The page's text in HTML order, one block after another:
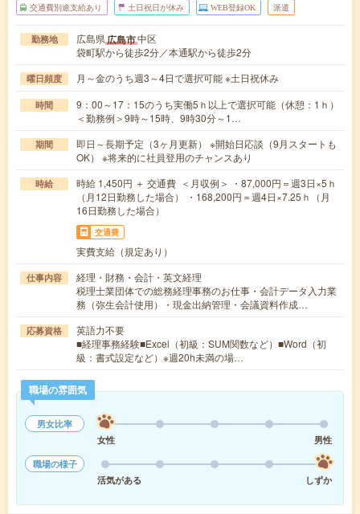
交通費別途支給あり 土日祝日が休み WEB登録OK 派遣
勤務地 広島県広島市中区
袋町駅から徒歩2分／本通駅から徒歩2分
曜日頻度 月～金のうち週3～4日で選択可能 ※土日祝休み
時間
9：00～17：15のうち実働5ｈ以上で選択可能（休憩：1ｈ）
＜勤務例＞9時～15時、9時30分～1…
期間
即日～長期予定（3ヶ月更新） ※開始日応談（9月スタートも
OK） ※将来的に社員登用のチャンスあり
時給
時給 1,450円 ＋ 交通費 ＜月収例＞ ・87,000円＝週3日×5ｈ
（月12日勤務した場合） ・168,200円＝週4日×7.25ｈ（月
16日勤務した場合）
交通費
実費支給（規定あり）
仕事内容
経理・財務・会計・英文経理
税理士業団体での総務経理事務のお仕事・会計データ入力業
務（弥生会計使用）・現金出納管理・会議資料作成…
応募資格
英語力不要
■経理事務経験■Excel（初級：SUM関数など）■Word（初
級：書式設定など）※週20h未満の場…
職場の雰囲気
男女比率
女性
男性
職場の様子
活気がある
しずか